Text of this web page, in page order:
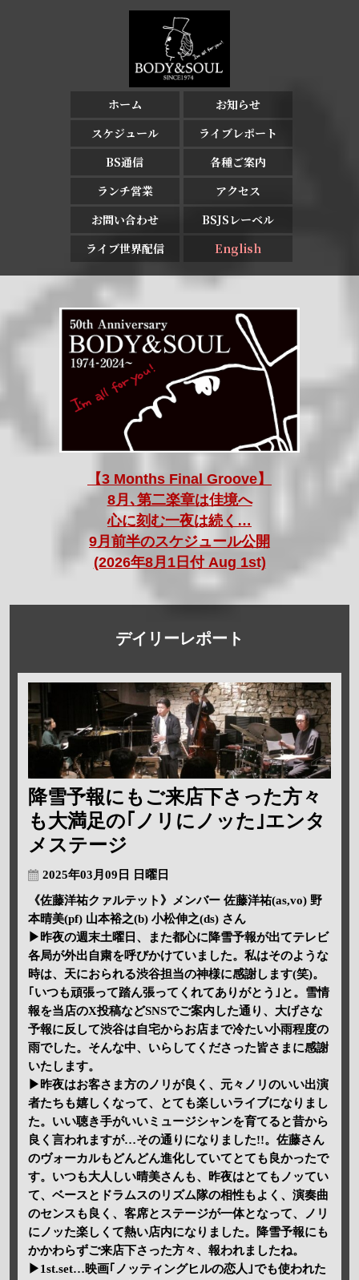
ホーム
お知らせ
スケジュール
ライブレポート
BS通信
各種ご案内
ランチ営業
アクセス
お問い合わせ
BSJSレーベル
ライブ世界配信
English
【3 Months Final Groove】
8月､第二楽章は佳境へ
心に刻む一夜は続く…
9月前半のスケジュール公開
(2026年8月1日付 Aug 1st)
デイリーレポート
降雪予報にもご来店下さった方々
も大満足の｢ノリにノッた｣エンタ
メステージ
2025年03月09日 日曜日
《佐藤洋祐クァルテット》メンバー 佐藤洋祐(as,vo) 野
本晴美(pf) 山本裕之(b) 小松伸之(ds) さん
▶昨夜の週末土曜日、また都心に降雪予報が出てテレビ
各局が外出自粛を呼びかけていました。私はそのような
時は、天におられる渋谷担当の神様に感謝します(笑)。
｢いつも頑張って踏ん張ってくれてありがとう｣と。雪情
報を当店のX投稿などSNSでご案内した通り、大げさな
予報に反して渋谷は自宅からお店まで冷たい小雨程度の
雨でした。そんな中、いらしてくださった皆さまに感謝
いたします。
▶昨夜はお客さま方のノリが良く、元々ノリのいい出演
者たちも嬉しくなって、とても楽しいライブになりまし
た。いい聴き手がいいミュージシャンを育てると昔から
良く言われますが…その通りになりました!!。佐藤さん
のヴォーカルもどんどん進化していてとても良かったで
す。いつも大人しい晴美さんも、昨夜はとてもノッてい
て、ベースとドラムスのリズム隊の相性もよく、演奏曲
のセンスも良く、客席とステージが一体となって、ノリ
にノッた楽しくて熱い店内になりました。降雪予報にも
かかわらずご来店下さった方々、報われましたね。
▶1st.set…映画｢ノッティングヒルの恋人｣でも使われた